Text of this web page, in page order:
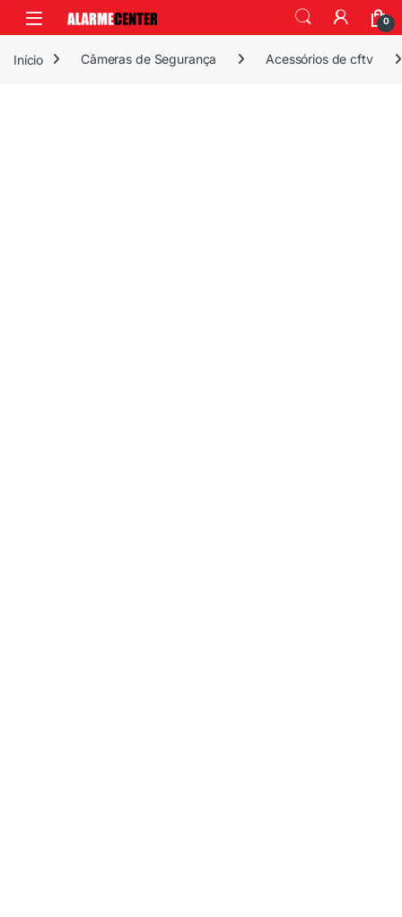
0
Início Câmeras de Segurança Acessórios de cftv